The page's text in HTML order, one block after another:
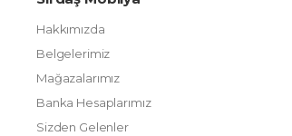
Hakkımızda
Belgelerimiz
Mağazalarımız
Banka Hesaplarımız
Sizden Gelenler